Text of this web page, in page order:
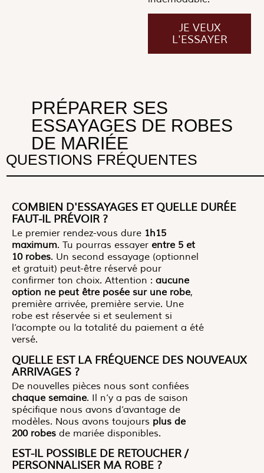
JE VEUX
L'ESSAYER
PRÉPARER SES
ESSAYAGES DE ROBES
DE MARIÉE
QUESTIONS FRÉQUENTES
COMBIEN D'ESSAYAGES ET QUELLE DURÉE
FAUT-IL PRÉVOIR ?
Le premier rendez-vous dure 1h15
maximum. Tu pourras essayer entre 5 et
10 robes. Un second essayage (optionnel
et gratuit) peut-être réservé pour
confirmer ton choix. Attention : aucune
option ne peut être posée sur une robe,
première arrivée, première servie. Une
robe est réservée si et seulement si
l’acompte ou la totalité du paiement a été
versé.
QUELLE EST LA FRÉQUENCE DES NOUVEAUX
ARRIVAGES ?
De nouvelles pièces nous sont confiées
chaque semaine. Il n’y a pas de saison
spécifique nous avons d’avantage de
modèles. Nous avons toujours plus de
200 robes de mariée disponibles.
EST-IL POSSIBLE DE RETOUCHER /
PERSONNALISER MA ROBE ?